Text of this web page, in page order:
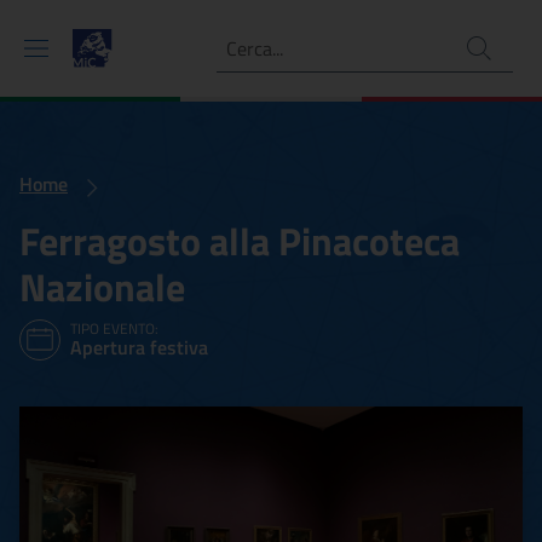
Ricerca
Home
Ferragosto alla Pinacoteca
Nazionale
TIPO EVENTO:
Apertura festiva